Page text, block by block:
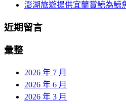
澎湖旅遊提供宜蘭賞鯨為鯨
近期留言
彙整
2026 年 7 月
2026 年 6 月
2026 年 3 月